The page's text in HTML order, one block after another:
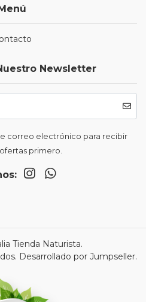
Newsletter
correo electrónico para recibir
primero.
Tienda Naturista.
Desarrollado por Jumpseller.